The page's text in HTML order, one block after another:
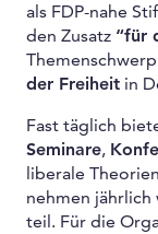
als FDP-nahe
den Zusatz “für
der Freiheit in
Fast täglich
Seminare,
liberale
nehmen
teil. Für die